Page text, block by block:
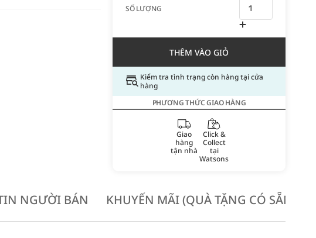
SỐ LƯỢNG
THÊM VÀO GIỎ
Kiểm tra tình trạng còn hàng tại cửa
hàng
PHƯƠNG THỨC GIAO HÀNG
Giao
hàng
tận nhà
Click &
Collect
tại
Watsons
NGƯỜI BÁN KHUYẾN MÃI (QUÀ TẶNG CÓ SẴN